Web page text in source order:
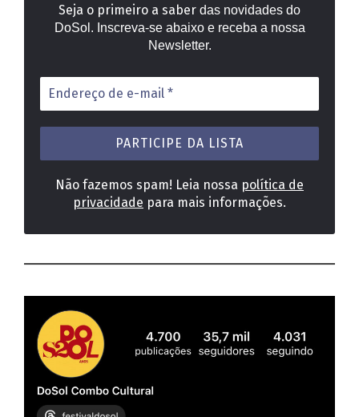
Seja o primeiro a saber das novidades do
DoSol. Inscreva-se abaixo e receba a nossa
Newsletter.
Endereço
de
e-
mail
Não fazemos spam! Leia nossa política de
privacidade para mais informações.